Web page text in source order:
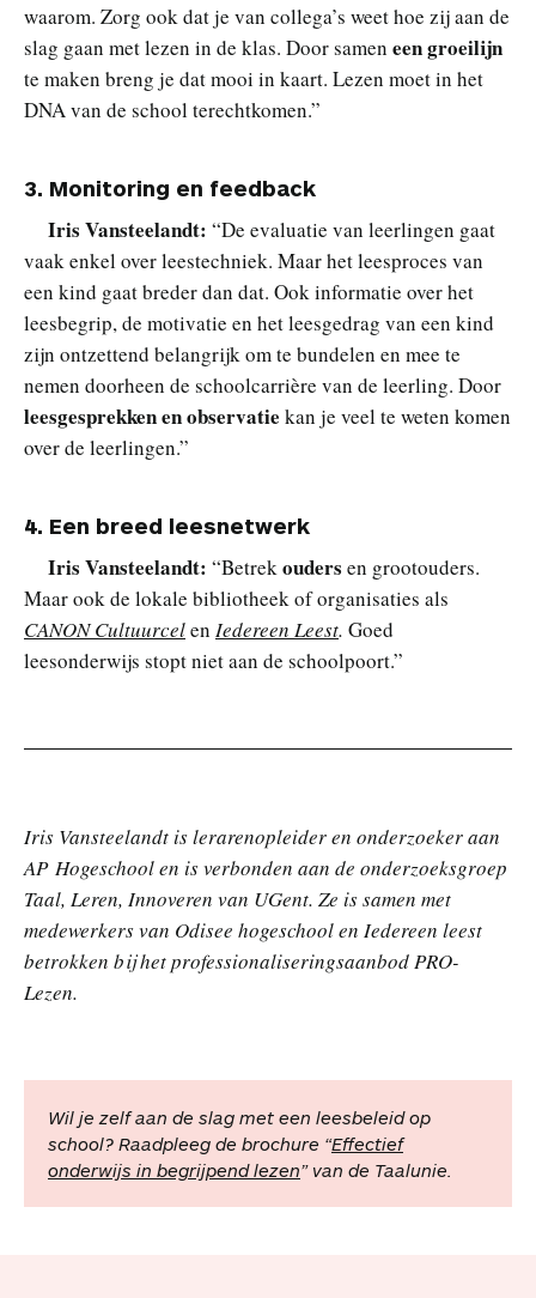
waarom. Zorg ook dat je van collega’s weet hoe zij aan de
slag gaan met lezen in de klas. Door samen een groeilijn
te maken breng je dat mooi in kaart. Lezen moet in het
DNA van de school terechtkomen.”
3. Monitoring en feedback
Iris Vansteelandt: “De evaluatie van leerlingen gaat
vaak enkel over leestechniek. Maar het leesproces van
een kind gaat breder dan dat. Ook informatie over het
leesbegrip, de motivatie en het leesgedrag van een kind
zijn ontzettend belangrijk om te bundelen en mee te
nemen doorheen de schoolcarrière van de leerling. Door
leesgesprekken en observatie kan je veel te weten komen
over de leerlingen.”
4. Een breed leesnetwerk
Iris Vansteelandt: “Betrekouders en grootouders.
Maar ook de lokale bibliotheek of organisaties als
CANON Cultuurcelen Iedereen Leest. Goed
leesonderwijs stopt niet aan de schoolpoort.”
Iris Vansteelandt is lerarenopleider en onderzoeker aan
AP Hogeschool en is verbonden aan de onderzoeksgroep
Taal, Leren, Innoveren van UGent. Ze is samen met
medewerkers van Odisee hogeschool en Iedereen leest
betrokken bij het professionaliseringsaanbod PRO-
Lezen.
Wil je zelf aan de slag met een leesbeleid op
school? Raadpleeg de brochure “Effectief
onderwijs in begrijpend lezen” van de Taalunie.